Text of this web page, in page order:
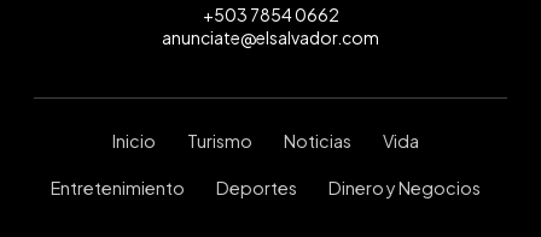
+503 7854 0662
anunciate@elsalvador.com
Inicio Turismo Noticias Vida
Entretenimiento Deportes Dinero y Negocios